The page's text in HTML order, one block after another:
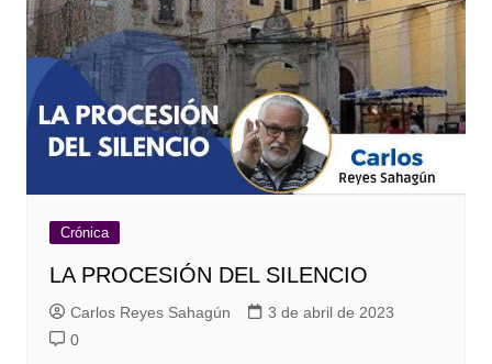
Crónica
LA PROCESIÓN DEL SILENCIO
Carlos Reyes Sahagún
3 de abril de 2023
0